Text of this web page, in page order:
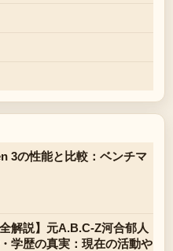
3の性能と比較：ベンチマ
解説】元A.B.C-Z河合郁人
学歴の真実：現在の活動や